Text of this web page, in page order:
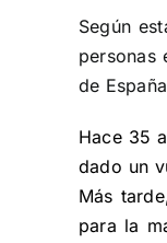
Según
personas
de
Hace 35
dado un
Más
para la